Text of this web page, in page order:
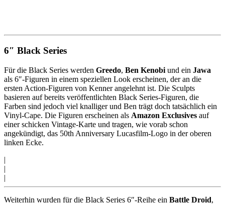
6″ Black Series
Für die Black Series werden Greedo, Ben Kenobi und ein Jawa
als 6″-Figuren in einem speziellen Look erscheinen, der an die
ersten Action-Figuren von Kenner angelehnt ist. Die Sculpts
basieren auf bereits veröffentlichten Black Series-Figuren, die
Farben sind jedoch viel knalliger und Ben trägt doch tatsächlich ein
Vinyl-Cape. Die Figuren erscheinen als Amazon Exclusives auf
einer schicken Vintage-Karte und tragen, wie vorab schon
angekündigt, das 50th Anniversary Lucasfilm-Logo in der oberen
linken Ecke.
|
|
|
Weiterhin wurden für die Black Series 6″-Reihe ein Battle Droid,